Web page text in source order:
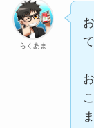
らくあま